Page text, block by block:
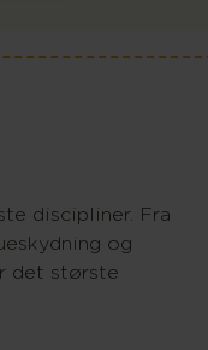
discipliner. Fra
og
det største